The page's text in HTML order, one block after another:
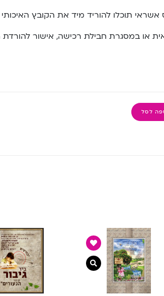
תוכלו להוריד מיד את הקובץ
או במסגרת חבילת רכישה, אישור להורדת
לסל